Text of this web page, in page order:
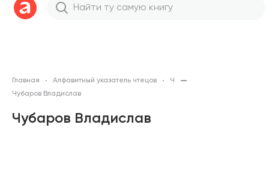
Главная Алфавитный указатель чтецов
Ч
Чубаров Владислав
Чубаров Владислав